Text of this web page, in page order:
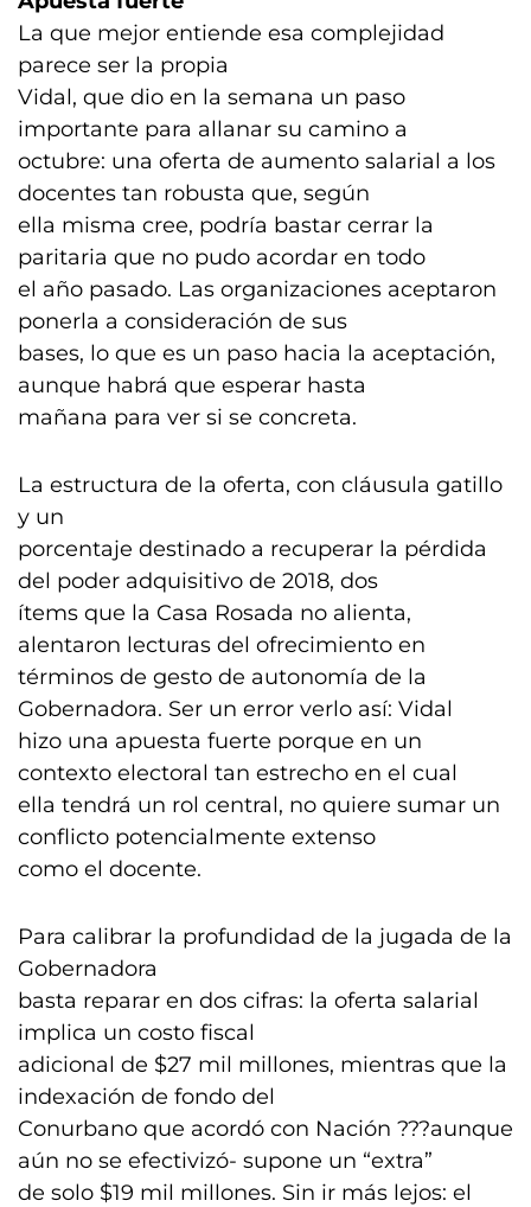
La que mejor entiende esa complejidad
parece ser la propia
Vidal, que dio en la semana un paso
importante para allanar su camino a
octubre: una oferta de aumento salarial a los
docentes tan robusta que, según
ella misma cree, podría bastar cerrar la
paritaria que no pudo acordar en todo
el año pasado. Las organizaciones aceptaron
ponerla a consideración de sus
bases, lo que es un paso hacia la aceptación,
aunque habrá que esperar hasta
mañana para ver si se concreta.
La estructura de la oferta, con cláusula gatillo
y un
porcentaje destinado a recuperar la pérdida
del poder adquisitivo de 2018, dos
ítems que la Casa Rosada no alienta,
alentaron lecturas del ofrecimiento en
términos de gesto de autonomía de la
Gobernadora. Ser un error verlo así: Vidal
hizo una apuesta fuerte porque en un
contexto electoral tan estrecho en el cual
ella tendrá un rol central, no quiere sumar un
conflicto potencialmente extenso
como el docente.
Para calibrar la profundidad de la jugada de la
Gobernadora
basta reparar en dos cifras: la oferta salarial
implica un costo fiscal
adicional de $27 mil millones, mientras que la
indexación de fondo del
Conurbano que acordó con Nación ???aunque
aún no se efectivizó- supone un “extra”
de solo $19 mil millones. Sin ir más lejos: el